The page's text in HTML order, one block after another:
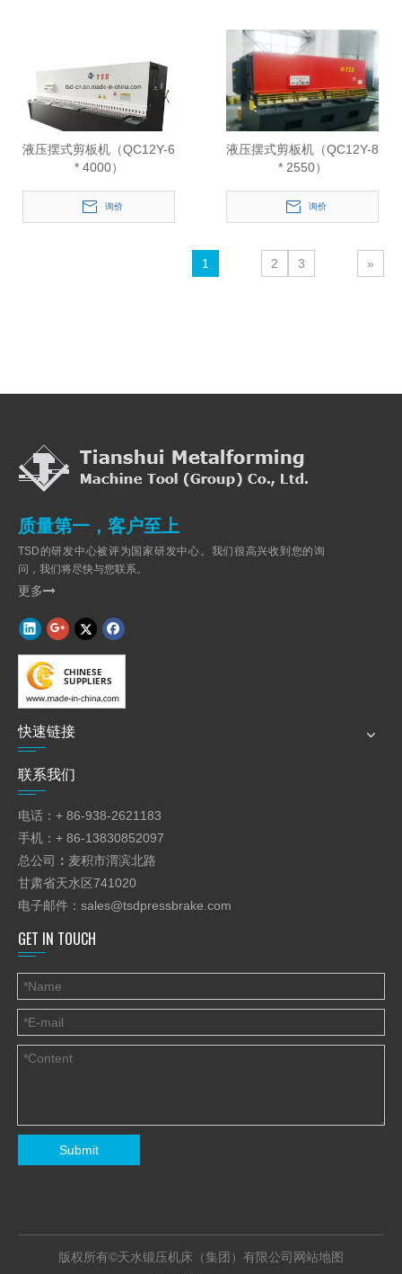
液压摆式剪板机（QC12Y-6
* 4000）
询价
液压摆式剪板机（QC12Y-8
* 2550）
询价
1 2 3 »
质量第一，客户至上
TSD的研发中心被评为国家研发中心。我们很高兴收到您的询
问，我们将尽快与您联系。
更多
快速链接
联系我们
电话：+ 86-938-2621183
手机：+ 86-13830852097
总公司 ： 麦积市渭滨北路
甘肃省天水区741020
电子邮件： sales@tsdpressbrake.com
GET IN TOUCH
Submit
版权所有©天水锻压机床（集团）有限公司 网站地图